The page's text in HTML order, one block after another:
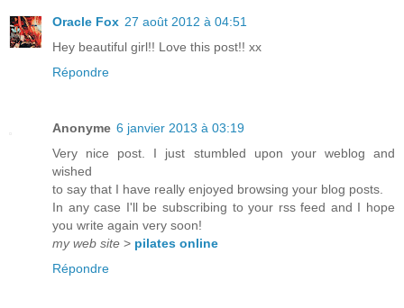
Oracle Fox 27 août 2012 à 04:51
Hey beautiful girl!! Love this post!! xx
Répondre
Anonyme 6 janvier 2013 à 03:19
Very nice post. I just stumbled upon your weblog and
wished
to say that I have really enjoyed browsing your blog posts.
In any case I'll be subscribing to your rss feed and I hope
you write again very soon!
my web site > pilates online
Répondre